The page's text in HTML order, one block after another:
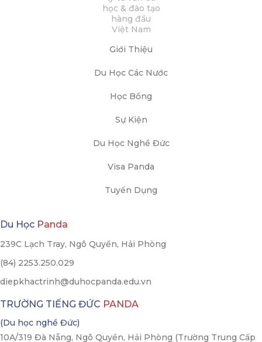
Giới Thiệu
Du Học Các Nước
Học Bổng
Sự Kiện
Du Học Nghề Đức
Visa Panda
Tuyển Dụng
Du Học Panda
239C Lạch Tray, Ngô Quyền, Hải Phòng
(84) 2253.250.029
diepkhactrinh@duhocpanda.edu.vn
TRƯỜNG TIẾNG ĐỨC PANDA
(Du học nghề Đức)
10A/319 Đà Nẵng, Ngô Quyền, Hải Phòng (Trường Trung Cấp